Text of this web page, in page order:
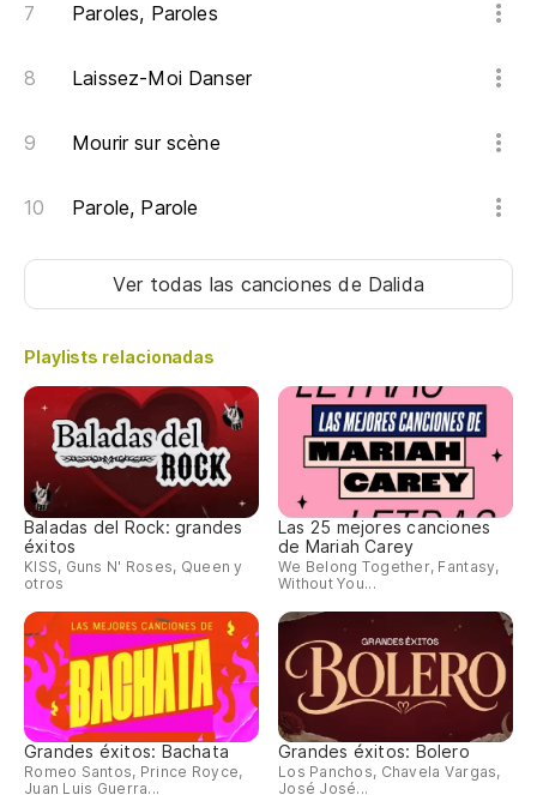
Paroles, Paroles
Laissez-Moi Danser
Mourir sur scène
Parole, Parole
Ver todas las cancionesde Dalida
Playlists relacionadas
Baladas del Rock: grandes
éxitos
KISS, Guns N' Roses, Queen y
otros
Las 25 mejores canciones
de Mariah Carey
We Belong Together, Fantasy,
Without You...
Grandes éxitos: Bachata
Romeo Santos, Prince Royce,
Juan Luis Guerra...
Grandes éxitos: Bolero
Los Panchos, Chavela Vargas,
José José...